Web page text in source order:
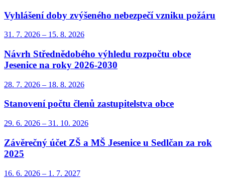
Vyhlášení doby zvýšeného nebezpečí vzniku požáru
31. 7. 2026 – 15. 8. 2026
Návrh Střednědobého výhledu rozpočtu obce
Jesenice na roky 2026-2030
28. 7. 2026 – 18. 8. 2026
Stanovení počtu členů zastupitelstva obce
29. 6. 2026 – 31. 10. 2026
Závěrečný účet ZŠ a MŠ Jesenice u Sedlčan za rok
2025
16. 6. 2026 – 1. 7. 2027